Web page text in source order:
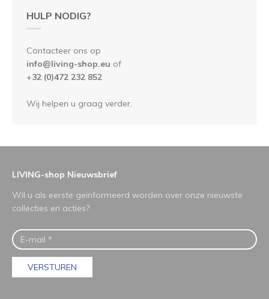
HULP NODIG?
Contacteer ons op
info@living-shop.eu of
+32 (0)472 232 852
Wij helpen u graag verder.
LIVING-shop Nieuwsbrief
Wil u als eerste geïnformeerd worden over onze nieuwste
collecties en acties?
VERSTUREN